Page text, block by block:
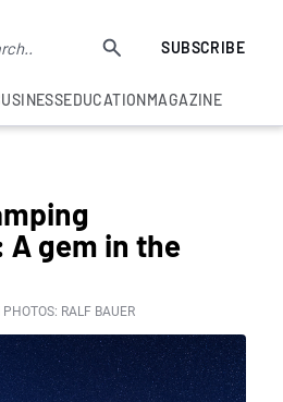
SUBSCRIBE
EDUCATIONMAGAZINE
gem in the
RALF BAUER